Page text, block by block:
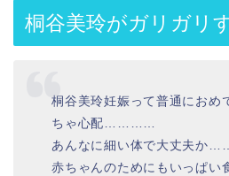
桐谷美玲がガリガリ
桐谷美玲妊娠って普通におめ
ちゃ心配…………
あんなに細い体で大丈夫か
赤ちゃんのためにもいっぱい